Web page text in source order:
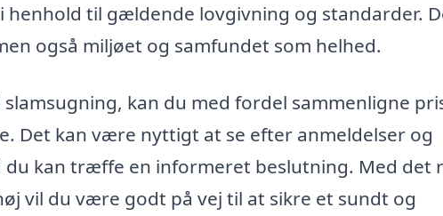
til gældende lovgivning og standarder.
også miljøet og samfundet som helhed.
kan du med fordel sammenligne
Det kan være nyttigt at se efter anmeldelser og
du kan træffe en informeret beslutning. Med det
vil du være godt på vej til at sikre et sundt og